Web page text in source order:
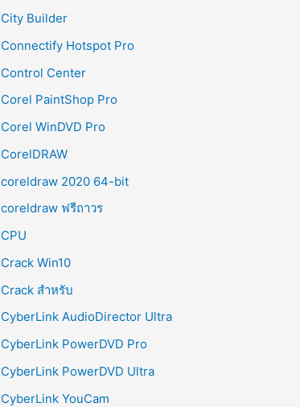
City Builder
Connectify Hotspot Pro
Control Center
Corel PaintShop Pro
Corel WinDVD Pro
CorelDRAW
coreldraw 2020 64-bit
coreldraw ฟรีถาวร
CPU
Crack Win10
Crack สำหรับ
CyberLink AudioDirector Ultra
CyberLink PowerDVD Pro
CyberLink PowerDVD Ultra
CyberLink YouCam